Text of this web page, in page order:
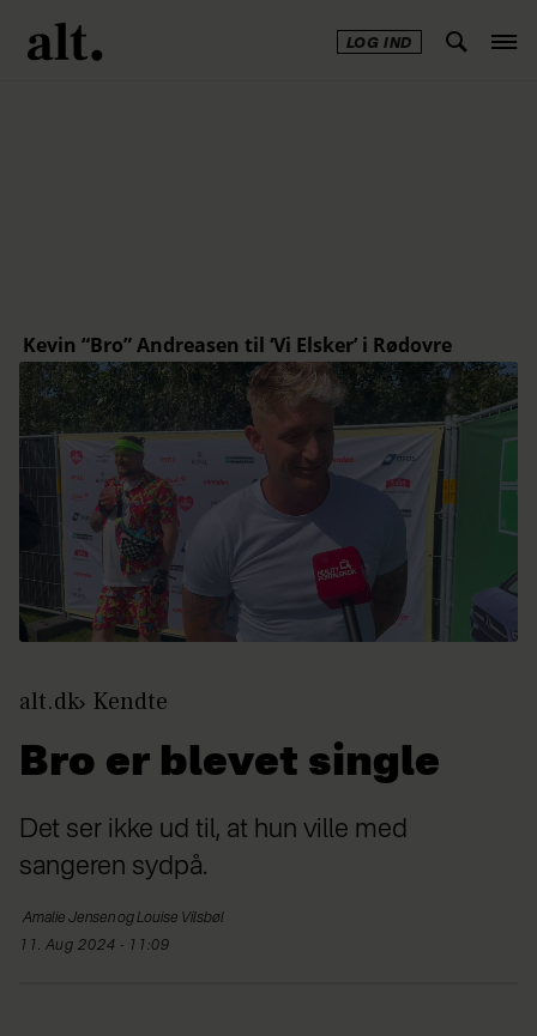
LOG IND
alt.dk Kendte
Bro er blevet single
Det ser ikke ud til, at hun ville med
sangeren sydpå.
Amalie Jensen og Louise Vilsbøl
11. Aug 2024 - 11:09